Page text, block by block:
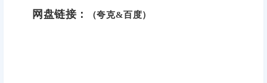
网盘链接： （夸克&百度）